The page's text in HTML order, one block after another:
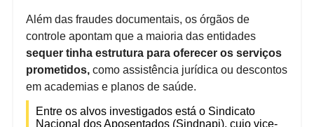
Além das fraudes documentais, os órgãos de
controle apontam que a maioria das entidades
sequer tinha estrutura para oferecer os serviços
prometidos,como assistência jurídica ou descontos
em academias e planos de saúde.
Entre os alvos investigados está o Sindicato
Nacional dos Aposentados (Sindnapi), cujo vice-